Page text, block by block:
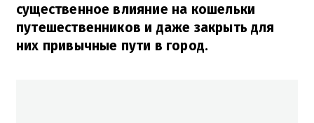
существенное влияние на кошельки
путешественников и даже закрыть для
них привычные пути в город.